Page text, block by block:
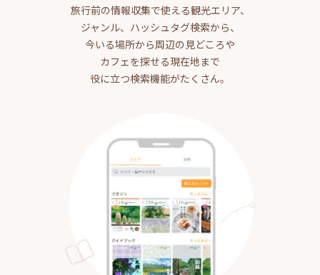
旅行前の情報収集で使える観光エリア、
ジャンル、ハッシュタグ検索から、
今いる場所から周辺の見どころや
カフェを探せる現在地まで
役に立つ検索機能がたくさん。